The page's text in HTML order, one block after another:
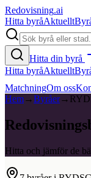
Redovisning.ai
Hitta byråAktuellt
Hitta din byrå
Hitta byråAktuellt
MatchningOm oss
Hem→Byråer→
Hitta och jämför de